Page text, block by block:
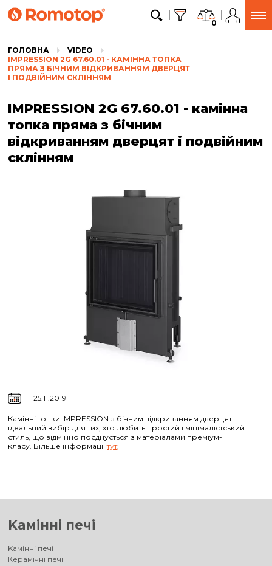
0
ГОЛОВНА
VIDEO
IMPRESSION 2G 67.60.01 - КАМІННА ТОПКА
ПРЯМА З БІЧНИМ ВІДКРИВАННЯМ ДВЕРЦЯТ
І ПОДВІЙНИМ СКЛІННЯМ
IMPRESSION 2G 67.60.01 - камінна
топка пряма з бічним
відкриванням дверцят і подвійним
склінням
25.11.2019
Камінні топки IMPRESSION з бічним відкриванням дверцят –
ідеальний вибір для тих, хто любить простий і мінімалістський
стиль, що відмінно поєднується з матеріалами преміум-
класу. Більше інформаціїтут.
Kамінні печі
Kамінні печі
Керамічні печі